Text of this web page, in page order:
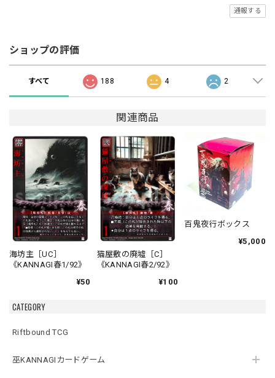
CATEGORY
Riftbound TCG
巫KANNAGIカードゲーム
通報する
ショップの評価
すべて 188 4 2
関連商品
海坊主［UC］
《KANNAGI春1/92》
¥50
猫屋敷の廃墟［C］
《KANNAGI春2/92》
¥100
百鬼夜行ボックス
¥5,000